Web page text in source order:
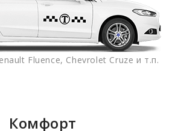
Fluence, Chevrolet Cruze и т.п.
Комфорт